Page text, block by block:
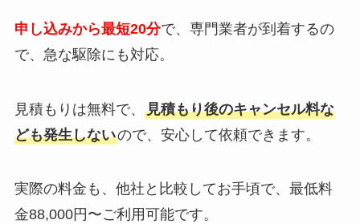
申し込みから最短20分で、専門業者が到着するの
で、急な駆除にも対応。
見積もりは無料で、 見積もり後のキャンセル料な
ども発生しないので、安心して依頼できます。
実際の料金も、他社と比較してお手頃で、最低料
金88,000円〜ご利用可能です。